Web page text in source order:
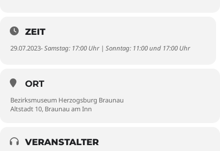
ZEIT
29.07.2023- Samstag: 17:00 Uhr | Sonntag: 11:00 und 17:00 Uhr
ORT
Bezirksmuseum Herzogsburg Braunau
Altstadt 10, Braunau am Inn
VERANSTALTER